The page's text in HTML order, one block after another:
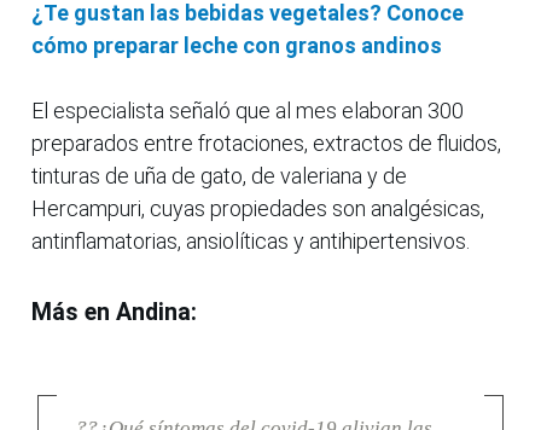
¿Te gustan las bebidas vegetales? Conoce
cómo preparar leche con granos andinos
El especialista señaló que al mes elaboran 300
preparados entre frotaciones, extractos de fluidos,
tinturas de uña de gato, de valeriana y de
Hercampuri, cuyas propiedades son analgésicas,
antinflamatorias, ansiolíticas y antihipertensivos.
Más en Andina: